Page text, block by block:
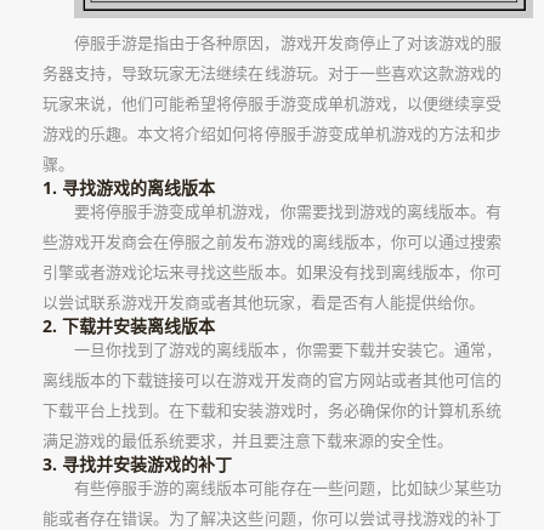
停服手游是指由于各种原因，游戏开发商停止了对该游戏的服
务器支持，导致玩家无法继续在线游玩。对于一些喜欢这款游戏的
玩家来说，他们可能希望将停服手游变成单机游戏，以便继续享受
游戏的乐趣。本文将介绍如何将停服手游变成单机游戏的方法和步
骤。
1. 寻找游戏的离线版本
要将停服手游变成单机游戏，你需要找到游戏的离线版本。有
些游戏开发商会在停服之前发布游戏的离线版本，你可以通过搜索
引擎或者游戏论坛来寻找这些版本。如果没有找到离线版本，你可
以尝试联系游戏开发商或者其他玩家，看是否有人能提供给你。
2. 下载并安装离线版本
一旦你找到了游戏的离线版本，你需要下载并安装它。通常，
离线版本的下载链接可以在游戏开发商的官方网站或者其他可信的
下载平台上找到。在下载和安装游戏时，务必确保你的计算机系统
满足游戏的最低系统要求，并且要注意下载来源的安全性。
3. 寻找并安装游戏的补丁
有些停服手游的离线版本可能存在一些问题，比如缺少某些功
能或者存在错误。为了解决这些问题，你可以尝试寻找游戏的补丁